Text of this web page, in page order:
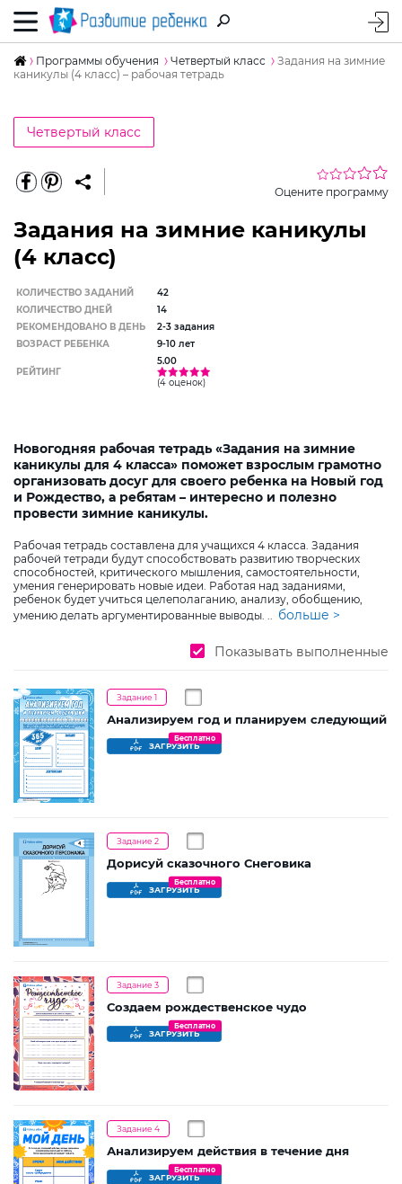
Программы обучения Четвертый класс
Задания на зимние
каникулы (4 класс) – рабочая тетрадь
Четвертый класс
Оцените программу
Задания на зимние каникулы
(4 класс)
КОЛИЧЕСТВО ЗАДАНИЙ
42
КОЛИЧЕСТВО ДНЕЙ
14
РЕКОМЕНДОВАНО В ДЕНЬ
2-3 задания
ВОЗРАСТ РЕБЕНКА
9-10 лет
РЕЙТИНГ
5.00
(4 оценок)
Новогодняя рабочая тетрадь «Задания на зимние
каникулы для 4 класса» поможет взрослым грамотно
организовать досуг для своего ребенка на Новый год
и Рождество, а ребятам – интересно и полезно
провести зимние каникулы.
Рабочая тетрадь составлена для учащихся 4 класса. Задания
рабочей тетради будут способствовать развитию творческих
способностей, критического мышления, самостоятельности,
умения генерировать новые идеи. Работая над заданиями,
ребенок будет учиться целеполаганию, анализу, обобщению,
умению делать аргументированные выводы. .. больше >
Показывать выполненные
Задание 1
Анализируем год и планируем следующий
ЗАГРУЗИТЬ
Бесплатно
Задание 2
Дорисуй сказочного Снеговика
ЗАГРУЗИТЬ
Бесплатно
Задание 3
Создаем рождественское чудо
ЗАГРУЗИТЬ
Бесплатно
Задание 4
Анализируем действия в течение дня
ЗАГРУЗИТЬ
Бесплатно